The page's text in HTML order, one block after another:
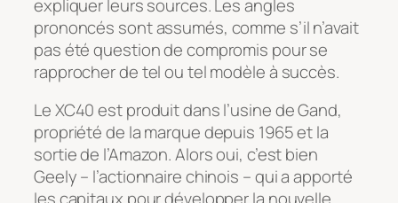
expliquer leurs sources. Les angles
prononcés sont assumés, comme s’il n’avait
pas été question de compromis pour se
rapprocher de tel ou tel modèle à succès.
Le XC40 est produit dans l’usine de Gand,
propriété de la marque depuis 1965 et la
sortie de l’Amazon. Alors oui, c’est bien
Geely – l’actionnaire chinois – qui a apporté